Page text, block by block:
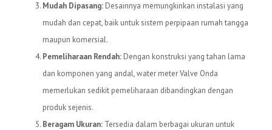
Mudah Dipasang: Desainnya memungkinkan instalasi yang
mudah dan cepat, baik untuk sistem perpipaan rumah tangga
maupun komersial.
Pemeliharaan Rendah: Dengan konstruksi yang tahan lama
dan komponen yang andal, water meter Valve Onda
memerlukan sedikit pemeliharaan dibandingkan dengan
produk sejenis.
Beragam Ukuran: Tersedia dalam berbagai ukuran untuk